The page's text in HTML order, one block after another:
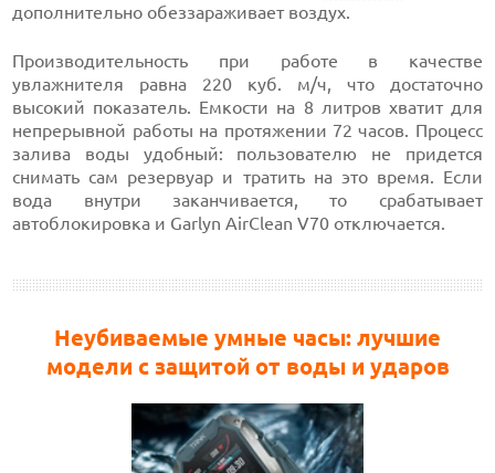
дополнительно обеззараживает воздух.
Производительность при работе в качестве
увлажнителя равна 220 куб. м/ч, что достаточно
высокий показатель. Емкости на 8 литров хватит для
непрерывной работы на протяжении 72 часов. Процесс
залива воды удобный: пользователю не придется
снимать сам резервуар и тратить на это время. Если
вода внутри заканчивается, то срабатывает
автоблокировка и Garlyn AirClean V70 отключается.
Неубиваемые умные часы: лучшие
модели с защитой от воды и ударов